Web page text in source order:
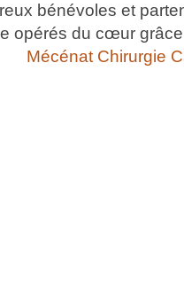
bénévoles et
opérés du cœur
Mécénat Chirurgie